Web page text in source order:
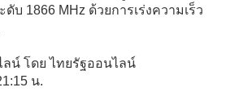
บ 1866 MHz ด้วยการเร่งความเร็ว
น์ โดย ไทยรัฐออนไลน์
น.